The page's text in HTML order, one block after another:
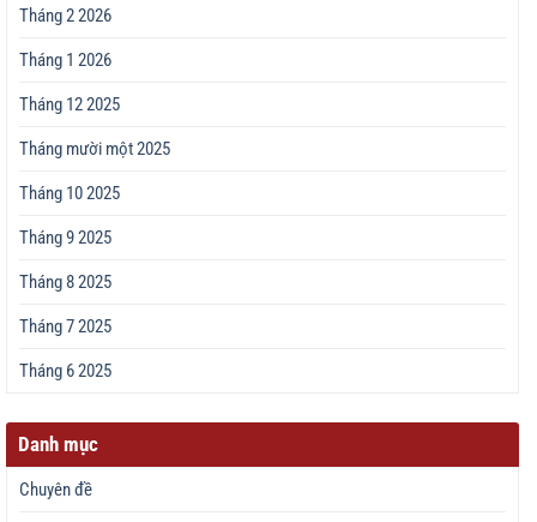
Tháng 2 2026
Tháng 1 2026
Tháng 12 2025
Tháng mười một 2025
Tháng 10 2025
Tháng 9 2025
Tháng 8 2025
Tháng 7 2025
Tháng 6 2025
Danh mục
Chuyên đề